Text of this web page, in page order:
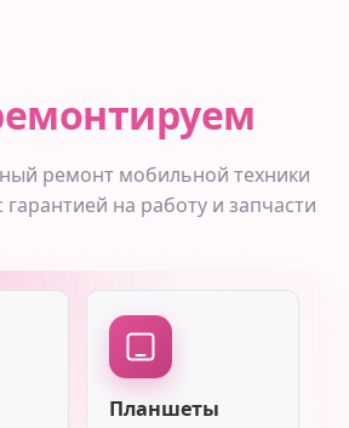
ремонт мобильной техники
на работу и запчасти
Планшеты